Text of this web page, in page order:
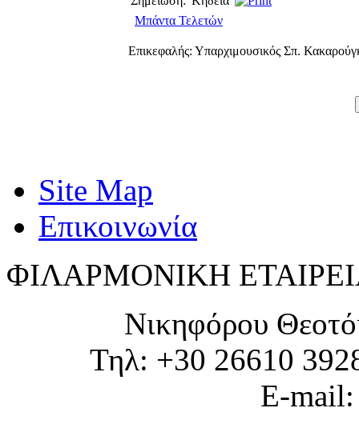
Μπάντα Τελετών
Επικεφαλής: Υπαρχιμουσικός Σπ.
Site Map
Επικοινωνία
ΦΙΛΑΡΜΟΝΙΚΗ
Νικηφόρου
Τηλ: +30 26610
E-